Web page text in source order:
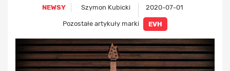
NEWSY Szymon Kubicki 2020-07-01
Pozostałe artykuły marki EVH